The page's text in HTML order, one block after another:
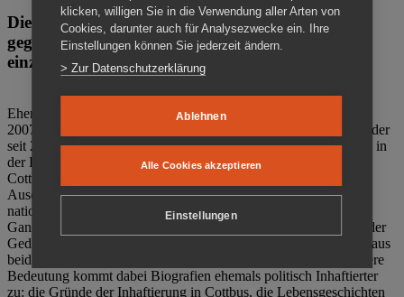
Die Gedenkstätte Zuchthaus Cottbus ist ein Ort
gegen das Vergessen. Anschaulich, nah und
einzigartig.
Ehemalige politische Häftlinge der DDR gründeten im Oktober
2007 den Verein Menschenrechtszentrum Cottbus e. V. (MRZ), der
seit 2011 Eigentümer des ehemaligen Gefängnisses (1860-2002) in
der Bautzener Straße und Träger der Gedenkstätte Zuchthaus
Cottbus ist. Im Zentrum der Arbeit der Gedenkstätte steht die
Auseinandersetzung mit politischem Unrecht während der
nationalsozialistischen Terrorherrschaft und der SED-Diktatur.
Ganzjährig zeigen mehrere Dauer- und Sonderausstellungen in der
Gedenkstätte Zuchthaus Cottbus Beispiele politischen Unrechts aus
beiden deutschen Diktaturen des 20. Jahrhunderts. Eine besondere
Bedeutung kommt dabei Biografien ehemals politisch Inhaftierter
zu: die Gründe der Inhaftierung in Cottbus, die Lebensgeschichten
klicken, willigen Sie in die Verwendung aller Arten von
Cookies, darunter auch für Analysezwecke ein. Ihre
Einstellungen können Sie jederzeit ändern.
> Zur Datenschutzerklärung
Ablehnen
Alle Cookies akzeptieren
Einstellungen